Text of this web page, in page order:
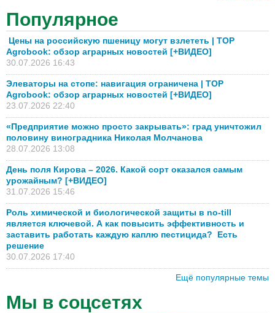
Популярное
Цены на российскую пшеницу могут взлететь | TOP
Agrobook: обзор аграрных новостей [+ВИДЕО]
30.07.2026 16:43
Элеваторы на стопе: навигация ограничена | TOP
Agrobook: обзор аграрных новостей [+ВИДЕО]
23.07.2026 22:40
«Предприятие можно просто закрывать»: град уничтожил
половину виноградника Николая Молчанова
28.07.2026 13:08
День поля Кирова – 2026. Какой сорт оказался самым
урожайным? [+ВИДЕО]
31.07.2026 15:46
Роль химической и биологической защиты в no-till
является ключевой. А как повысить эффективность и
заставить работать каждую каплю пестицида? Есть
решение
30.07.2026 17:40
Ещё популярные темы
Мы в соцсетях